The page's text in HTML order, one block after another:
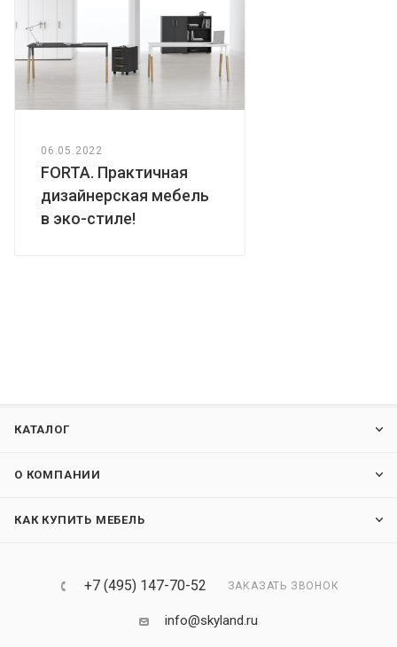
06.05.2022
FORTA. Практичная
дизайнерская мебель
в эко-стиле!
КАТАЛОГ
О КОМПАНИИ
КАК КУПИТЬ МЕБЕЛЬ
+7 (495) 147-70-52 ЗАКАЗАТЬ ЗВОНОК
info@skyland.ru